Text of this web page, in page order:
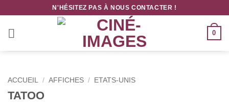
contenu
N'HÉSITEZ PAS À NOUS CONTACTER !
0
ACCUEIL / AFFICHES / ETATS-UNIS
TATOO